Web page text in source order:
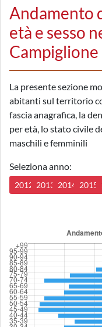
Andamento
età e sesso
La presente sezione
abitanti sul territorio
fascia anagrafica, la
per età, lo stato civile
maschili e femminili
Seleziona anno:
2012 2013 2014 2015